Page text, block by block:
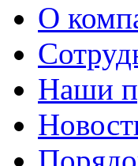
О
Наши